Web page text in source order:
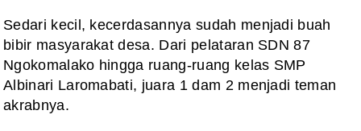
Sedari kecil, kecerdasannya sudah menjadi buah
bibir masyarakat desa. Dari pelataran SDN 87
Ngokomalako hingga ruang-ruang kelas SMP
Albinari Laromabati, juara 1 dam 2 menjadi teman
akrabnya.